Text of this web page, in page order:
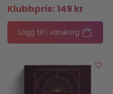
Klubbpris: 149 kr
Lägg till i varukorg